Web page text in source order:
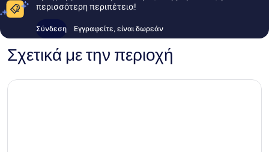
περισσότερη περιπέτεια!
Σύνδεση Εγγραφείτε, είναι δωρεάν
Σχετικά με την περιοχή